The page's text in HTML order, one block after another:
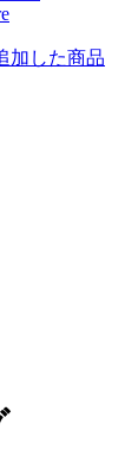
加した商品